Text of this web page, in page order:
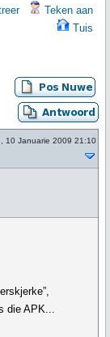
Teken aan
Tuis
10 Januarie 2009 21:10
die APK...